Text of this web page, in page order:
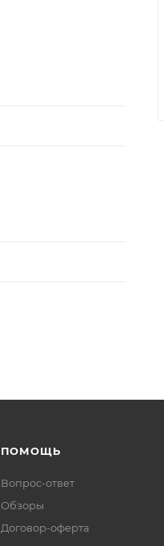
ПОМОЩЬ
Вопрос-ответ
Обзоры
Договор-оферта